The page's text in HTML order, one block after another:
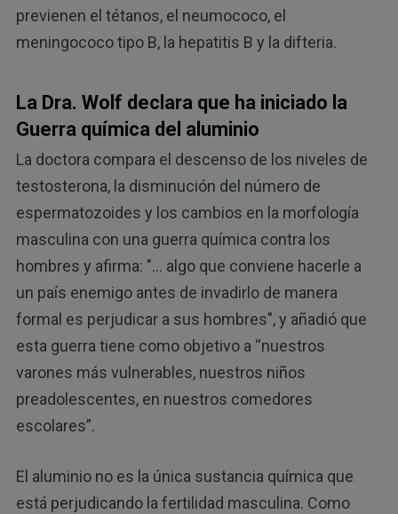
previenen el tétanos, el neumococo, el
meningococo tipo B, la hepatitis B y la difteria.
La Dra. Wolf declara que ha iniciado la
Guerra química del aluminio
La doctora compara el descenso de los niveles de
testosterona, la disminución del número de
espermatozoides y los cambios en la morfología
masculina con una guerra química contra los
hombres y afirma: "... algo que conviene hacerle a
un país enemigo antes de invadirlo de manera
formal es perjudicar a sus hombres", y añadió que
esta guerra tiene como objetivo a “nuestros
varones más vulnerables, nuestros niños
preadolescentes, en nuestros comedores
escolares”.
El aluminio no es la única sustancia química que
está perjudicando la fertilidad masculina. Como